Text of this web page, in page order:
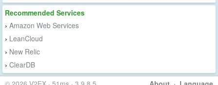
Recommended Services
› Amazon Web Services
› LeanCloud
› New Relic
› ClearDB